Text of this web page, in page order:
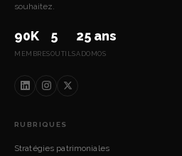
souhaitez.
90K
MEMBRES
5
OUTILS
25 ans
ADOMOS
RUBRIQUES
Stratégies patrimoniales